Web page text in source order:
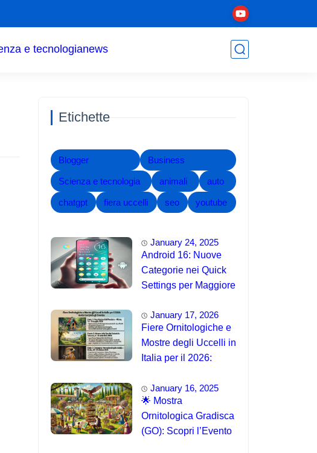
e tecnologianews
Etichette
Blogger Business
Scienza e tecnologia animali auto
chatgpt fiera uccelli seo youtube
January 24, 2025
Android 16: Nuove
Categorie nei Quick
Settings per Maggiore
January 17, 2026
Fiere Ornitologiche e
Mostre degli Uccelli in
Italia per il 2026:
Eventi 🐦
January 16, 2025
🌟 Mostra
Ornitologica Gradisca
(GO): Scopri l’Evento